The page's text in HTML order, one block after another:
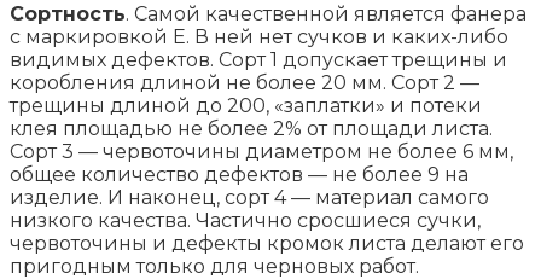
Сортность. Самой качественной является фанера
с маркировкой Е. В ней нет сучков и каких-либо
видимых дефектов. Сорт 1 допускает трещины и
коробления длиной не более 20 мм. Сорт 2 —
трещины длиной до 200, «заплатки» и потеки
клея площадью не более 2% от площади листа.
Сорт 3 — червоточины диаметром не более 6 мм,
общее количество дефектов — не более 9 на
изделие. И наконец, сорт 4 — материал самого
низкого качества. Частично сросшиеся сучки,
червоточины и дефекты кромок листа делают его
пригодным только для черновых работ.